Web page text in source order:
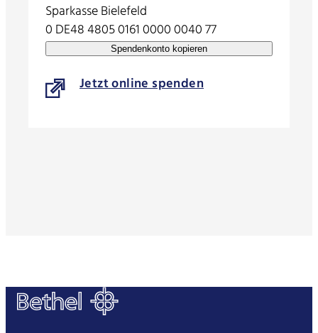
Sparkasse Bielefeld
0 DE48 4805 0161 0000 0040 77
Spendenkonto kopieren
Jetzt online spenden